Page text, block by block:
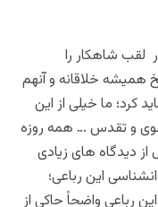
لقب شاهکار را
همیشه خلاقانه و آنهم
کرد؛ ما خیلی از این
و تقدس … همه روزه
از دیدگاه های زیادی
این رباعی؛
رباعی واضحاً حاکی از